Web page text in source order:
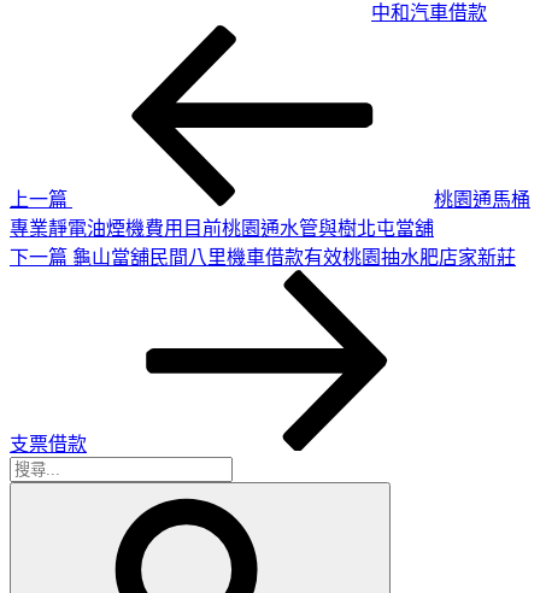
中和汽車借款
上一篇
桃園通馬桶
專業靜電油煙機費用目前桃園通水管與樹北屯當舖
下
下一篇 龜山當舖民間八里機車借款有效桃園抽水肥店家新莊
支票借款
搜